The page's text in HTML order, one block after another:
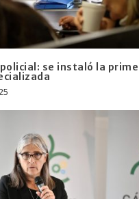
se instaló la